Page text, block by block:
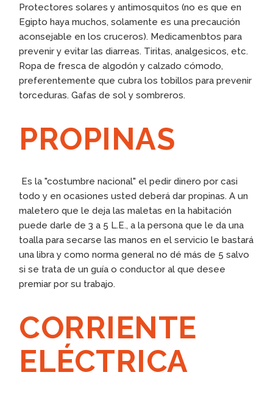
Protectores solares y antimosquitos (no es que en
Egipto haya muchos, solamente es una precaución
aconsejable en los cruceros). Medicamenbtos para
prevenir y evitar las diarreas. Tiritas, analgesicos, etc.
Ropa de fresca de algodón y calzado cómodo,
preferentemente que cubra los tobillos para prevenir
torceduras. Gafas de sol y sombreros.
PROPINAS
Es la "costumbre nacional" el pedir dinero por casi
todo y en ocasiones usted deberá dar propinas. A un
maletero que le deja las maletas en la habitación
puede darle de 3 a 5 L.E., a la persona que le da una
toalla para secarse las manos en el servicio le bastará
una libra y como norma general no dé más de 5 salvo
si se trata de un guía o conductor al que desee
premiar por su trabajo.
CORRIENTE
ELÉCTRICA